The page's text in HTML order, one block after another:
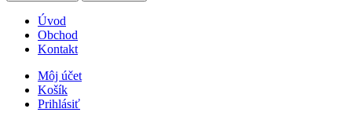
Úvod
Obchod
Kontakt
Môj účet
Košík
Prihlásiť